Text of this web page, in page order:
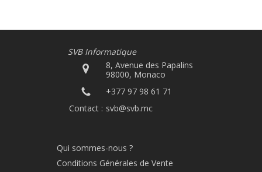
SVB Informatique
8, Avenue des Papalins
98000, Monaco
+377 97 98 61 71
Contact : svb@svb.mc
Qui sommes-nous ?
Conditions Générales de Vente